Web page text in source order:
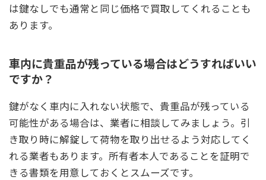
は鍵なしでも通常と同じ価格で買取してくれることも
あります。
車内に貴重品が残っている場合はどうすればいい
ですか？
鍵がなく車内に入れない状態で、貴重品が残っている
可能性がある場合は、業者に相談してみましょう。引
き取り時に解錠して荷物を取り出せるよう対応してく
れる業者もあります。所有者本人であることを証明で
きる書類を用意しておくとスムーズです。